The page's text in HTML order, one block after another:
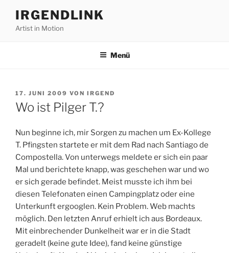
Inhalt
springen
IRGENDLINK
Artist in Motion
Menü
VERÖFFENTLICHT
AM
17. JUNI 2009 VON IRGEND
Wo ist Pilger T.?
Nun beginne ich, mir Sorgen zu machen um Ex-Kollege
T. Pfingsten startete er mit dem Rad nach Santiago de
Compostella. Von unterwegs meldete er sich ein paar
Mal und berichtete knapp, was geschehen war und wo
er sich gerade befindet. Meist musste ich ihm bei
diesen Telefonaten einen Campingplatz oder eine
Unterkunft ergooglen. Kein Problem. Web machts
möglich. Den letzten Anruf erhielt ich aus Bordeaux.
Mit einbrechender Dunkelheit war er in die Stadt
geradelt (keine gute Idee), fand keine günstige